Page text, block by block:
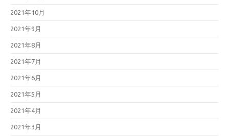
2021年10月
2021年9月
2021年8月
2021年7月
2021年6月
2021年5月
2021年4月
2021年3月